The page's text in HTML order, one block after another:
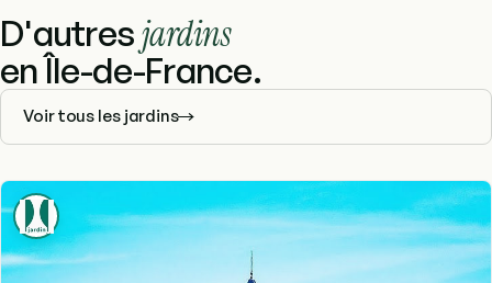
D'autresjardins
en Île-de-France.
Voir tous les jardins